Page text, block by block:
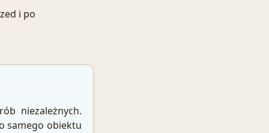
i po
niezależnych.
samego obiektu